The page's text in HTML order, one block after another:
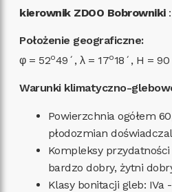
kierownik ZDOO Bobrowniki
Położenie geograficzne:
φ = 52o49´, λ = 17o18´, H =
Warunki klimatyczno-
Powierzchnia ogółem
płodozmian
Kompleksy
bardzo dobry, żytni
Klasy bonitacji gleb: IVa -